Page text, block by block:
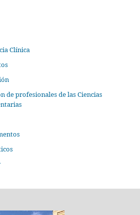
Clínica
de profesionales de las Ciencias